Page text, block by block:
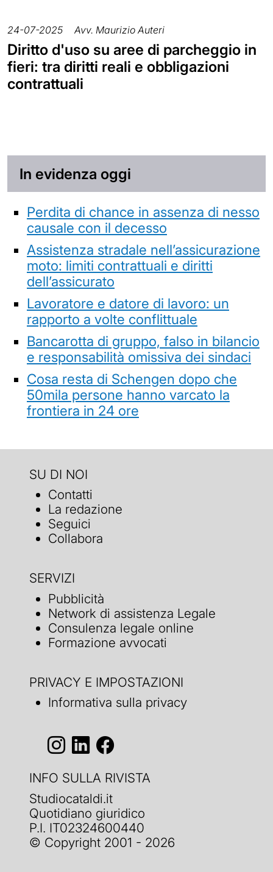
24-07-2025 Avv. Maurizio Auteri
Diritto d'uso su aree di parcheggio in
fieri: tra diritti reali e obbligazioni
contrattuali
In evidenza oggi
Perdita di chance in assenza di nesso
causale con il decesso
Assistenza stradale nell’assicurazione
moto: limiti contrattuali e diritti
dell’assicurato
Lavoratore e datore di lavoro: un
rapporto a volte conflittuale
Bancarotta di gruppo, falso in bilancio
e responsabilità omissiva dei sindaci
Cosa resta di Schengen dopo che
50mila persone hanno varcato la
frontiera in 24 ore
SU DI NOI
Contatti
La redazione
Seguici
Collabora
SERVIZI
Pubblicità
Network di assistenza Legale
Consulenza legale online
Formazione avvocati
PRIVACY E IMPOSTAZIONI
Informativa sulla privacy
INFO SULLA RIVISTA
Studiocataldi.it
Quotidiano giuridico
P.I. IT02324600440
© Copyright 2001 - 2026